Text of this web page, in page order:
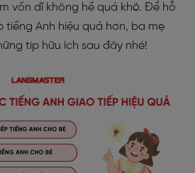
vốn dĩ không hề quá khó. Để hỗ
Anh hiệu quả hơn, ba mẹ
tip hữu ích sau đây nhé!